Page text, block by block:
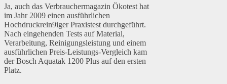
Ja, auch das Verbrauchermagazin Ökotest hat
im Jahr 2009 einen ausführlichen
Hochdruckrein9iger Praxistest durchgeführt.
Nach eingehenden Tests auf Material,
Verarbeitung, Reinigungsleistung und einem
ausführlichen Preis-Leistungs-Vergleich kam
der Bosch Aquatak 1200 Plus auf den ersten
Platz.